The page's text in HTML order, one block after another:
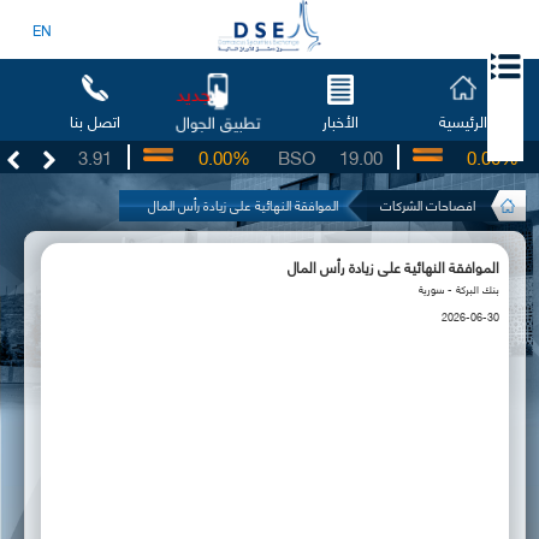
EN
الرئيسية الأخبار تطبيق الجوال
جديد
اتصل بنا
3.91
UG 19.00
BSO
0.00% 0.00%
افصاحات الشركات الموافقة النهائية على زيادة رأس المال
الموافقة النهائية على زيادة رأس المال
بنك البركة - سورية
2026-06-30